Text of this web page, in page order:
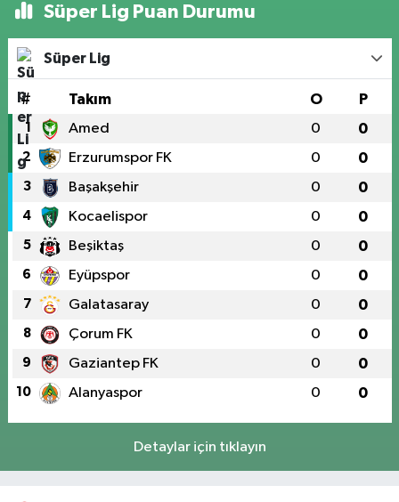
Süper Lig Puan Durumu
Süper Lig
# Takım O P
1 Amed 0 0
2 Erzurumspor FK 0 0
3 Başakşehir 0 0
4 Kocaelispor 0 0
5 Beşiktaş 0 0
6 Eyüpspor 0 0
7 Galatasaray 0 0
8 Çorum FK 0 0
9 Gaziantep FK 0 0
10 Alanyaspor 0 0
Detaylar için tıklayın